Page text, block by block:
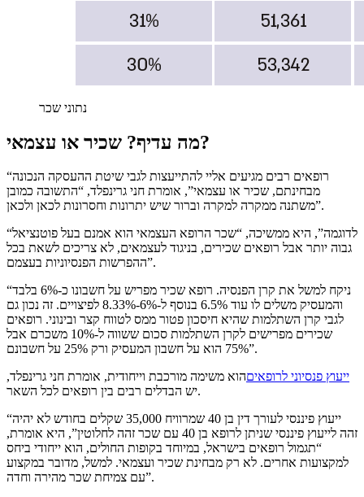
נתוני שכר
מה עדיף? שכיר או עצמאי?
“רופאים רבים מגיעים אליי להתייעצות לגבי שיטת ההעסקה הנכונה
מבחינתם, שכיר או עצמאי”, אומרת חני גרינפלד, “התשובה כמובן
משתנה ממקרה למקרה וברור שיש יתרונות וחסרונות לכאן ולכאן”.
“לדוגמה”, היא ממשיכה, “שכר הרופא העצמאי הוא אמנם בעל פוטנציאל
גבוה יותר אבל רופאים שכירים, בניגוד לעצמאים, לא צריכים לשאת בכל
ההפרשות הפנסיוניות בעצמם”.
“ניקח למשל את קרן הפנסיה. רופא שכיר מפריש על חשבונו כ-6% בלבד
והמעסיק משלים לו עוד 6.5% בנוסף ל-6%-8.33% לפיצויים. זה נכון גם
לגבי קרן השתלמות שהיא חיסכון פטור ממס לטווח קצר ובינוני. רופאים
שכירים מפרישים לקרן השתלמות סכום ששווה ל-10% משכרם אבל
75% הוא על חשבון המעסיק ורק 25% על חשבונם”.
ייעוץ פנסיוני לרופאיםהוא משימה מורכבת וייחודית, אומרת חני גרינפלד,
יש הבדלים רבים בין רופאים לכל השאר.
“ייעוץ פיננסי לעורך דין בן 40 שמרוויח 35,000 שקלים בחודש לא יהיה
זהה לייעוץ פיננסי שניתן לרופא בן 40 עם שכר זהה לחלוטין”, היא אומרת,
“תגמול רופאים בישראל, במיוחד בקופות החולים, הוא ייחודי ביחס
למקצועות אחרים. לא רק מבחינת שכיר ועצמאי. למשל, מדובר במקצוע
עם צמיחת שכר מהירה וחדה”.